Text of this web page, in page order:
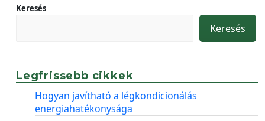
Keresés
Keresés
Legfrissebb cikkek
Hogyan javítható a légkondicionálás
energiahatékonysága